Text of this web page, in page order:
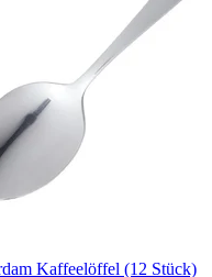
Kaffeelöffel (12 Stück)